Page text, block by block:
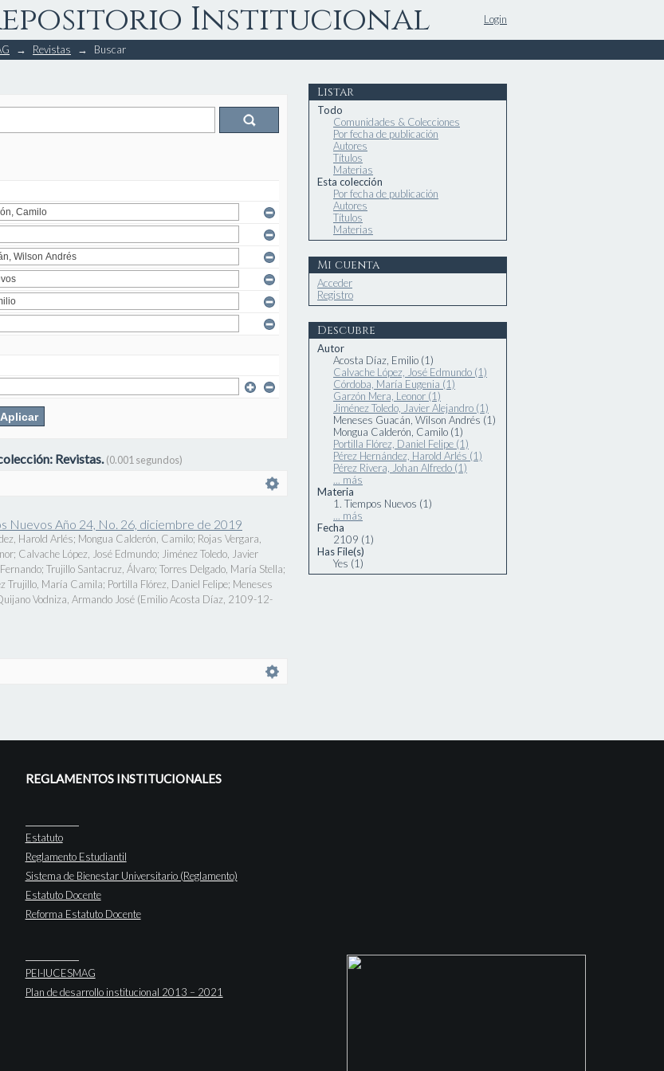
Institucional Login
→ Revistas → Buscar
Revistas.(0.001 segundos)
Nuevos Año 24, No. 26, diciembre de 2019
Harold Arlés; Mongua Calderón, Camilo; Rojas Vergara,
; Calvache López, José Edmundo; Jiménez Toledo, Javier
; Trujillo Santacruz, Álvaro; Torres Delgado, María Stella;
Trujillo, María Camila; Portilla Flórez, Daniel Felipe; Meneses
Vodniza, Armando José (Emilio Acosta Díaz 2109-12-
Listar
Todo
Comunidades & Colecciones
Por fecha de publicación
Autores
Títulos
Materias
Esta colección
Por fecha de publicación
Autores
Títulos
Materias
Mi cuenta
Acceder
Registro
Descubre
Autor
Acosta Díaz, Emilio (1)
Calvache López, José Edmundo (1)
Córdoba, María Eugenia (1)
Garzón Mera, Leonor (1)
Jiménez Toledo, Javier Alejandro (1)
Meneses Guacán, Wilson Andrés (1)
Mongua Calderón, Camilo (1)
Portilla Flórez, Daniel Felipe (1)
Pérez Hernández, Harold Arlés (1)
Pérez Rivera, Johan Alfredo (1)
... más
Materia
1. Tiempos Nuevos (1)
... más
Fecha
2109 (1)
Has File(s)
Yes (1)
REGLAMENTOS INSTITUCIONALES
Estatuto
Reglamento Estudiantil
Sistema de Bienestar Universitario (Reglamento)
Estatuto Docente
Reforma Estatuto Docente
PEI-IUCESMAG
Plan de desarrollo institucional 2013 – 2021